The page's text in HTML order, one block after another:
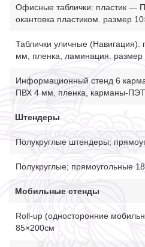
Офисные таблички: пластик —
окантовка пластиком. размер
Таблички уличные (Навигация):
мм, пленка, ламинация. размер
Информационный стенд 6
ПВХ 4 мм, пленка, карманы-
Штендеры
Полукруглые штендеры;
Полукруглые; прямоугольные
Мобильные стенды
Roll-up (односторонние
85×200см